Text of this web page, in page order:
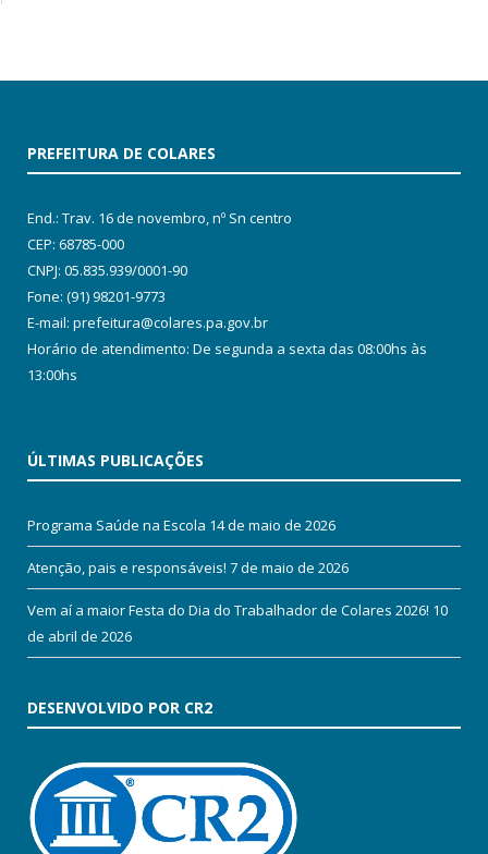
PREFEITURA DE COLARES
End.: Trav. 16 de novembro, nº Sn centro
CEP: 68785-000
CNPJ: 05.835.939/0001-90
Fone: (91) 98201-9773
E-mail: prefeitura@colares.pa.gov.br
Horário de atendimento: De segunda a sexta das 08:00hs às
13:00hs
ÚLTIMAS PUBLICAÇÕES
Programa Saúde na Escola 14 de maio de 2026
Atenção, pais e responsáveis! 7 de maio de 2026
Vem aí a maior Festa do Dia do Trabalhador de Colares 2026! 10
de abril de 2026
DESENVOLVIDO POR CR2